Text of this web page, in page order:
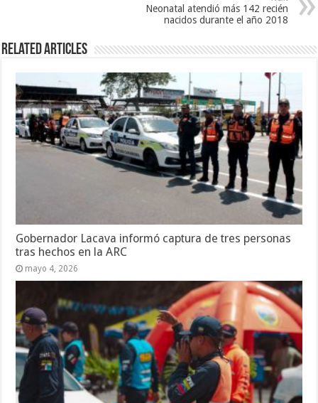
Neonatal atendió más 142 recién
nacidos durante el año 2018
Related Articles
Gobernador Lacava informó captura de tres personas
tras hechos en la ARC
mayo 4, 2026